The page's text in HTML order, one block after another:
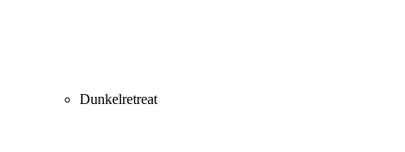
Dunkelretreat